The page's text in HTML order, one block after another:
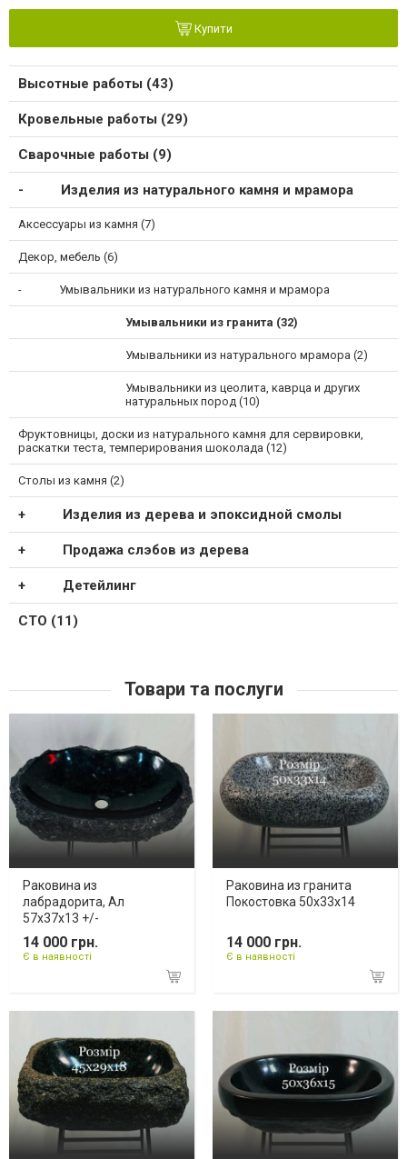
Купити
Высотные работы (43)
Кровельные работы (29)
Сварочные работы (9)
Изделия из натурального камня и мрамора
Аксессуары из камня (7)
Декор, мебель (6)
Умывальники из натурального камня и мрамора
Умывальники из гранита (32)
Умывальники из натурального мрамора (2)
Умывальники из цеолита, каврца и других
натуральных пород (10)
Фруктовницы, доски из натурального камня для сервировки,
раскатки теста, темперирования шоколада (12)
Столы из камня (2)
Изделия из дерева и эпоксидной смолы
Продажа слэбов из дерева
Детейлинг
СТО (11)
Товари та послуги
Раковина из
лабрадорита, Ал
57х37х13 +/-
14 000 грн.
Є в наявності
Раковина из гранита
Покостовка 50х33х14
14 000 грн.
Є в наявності